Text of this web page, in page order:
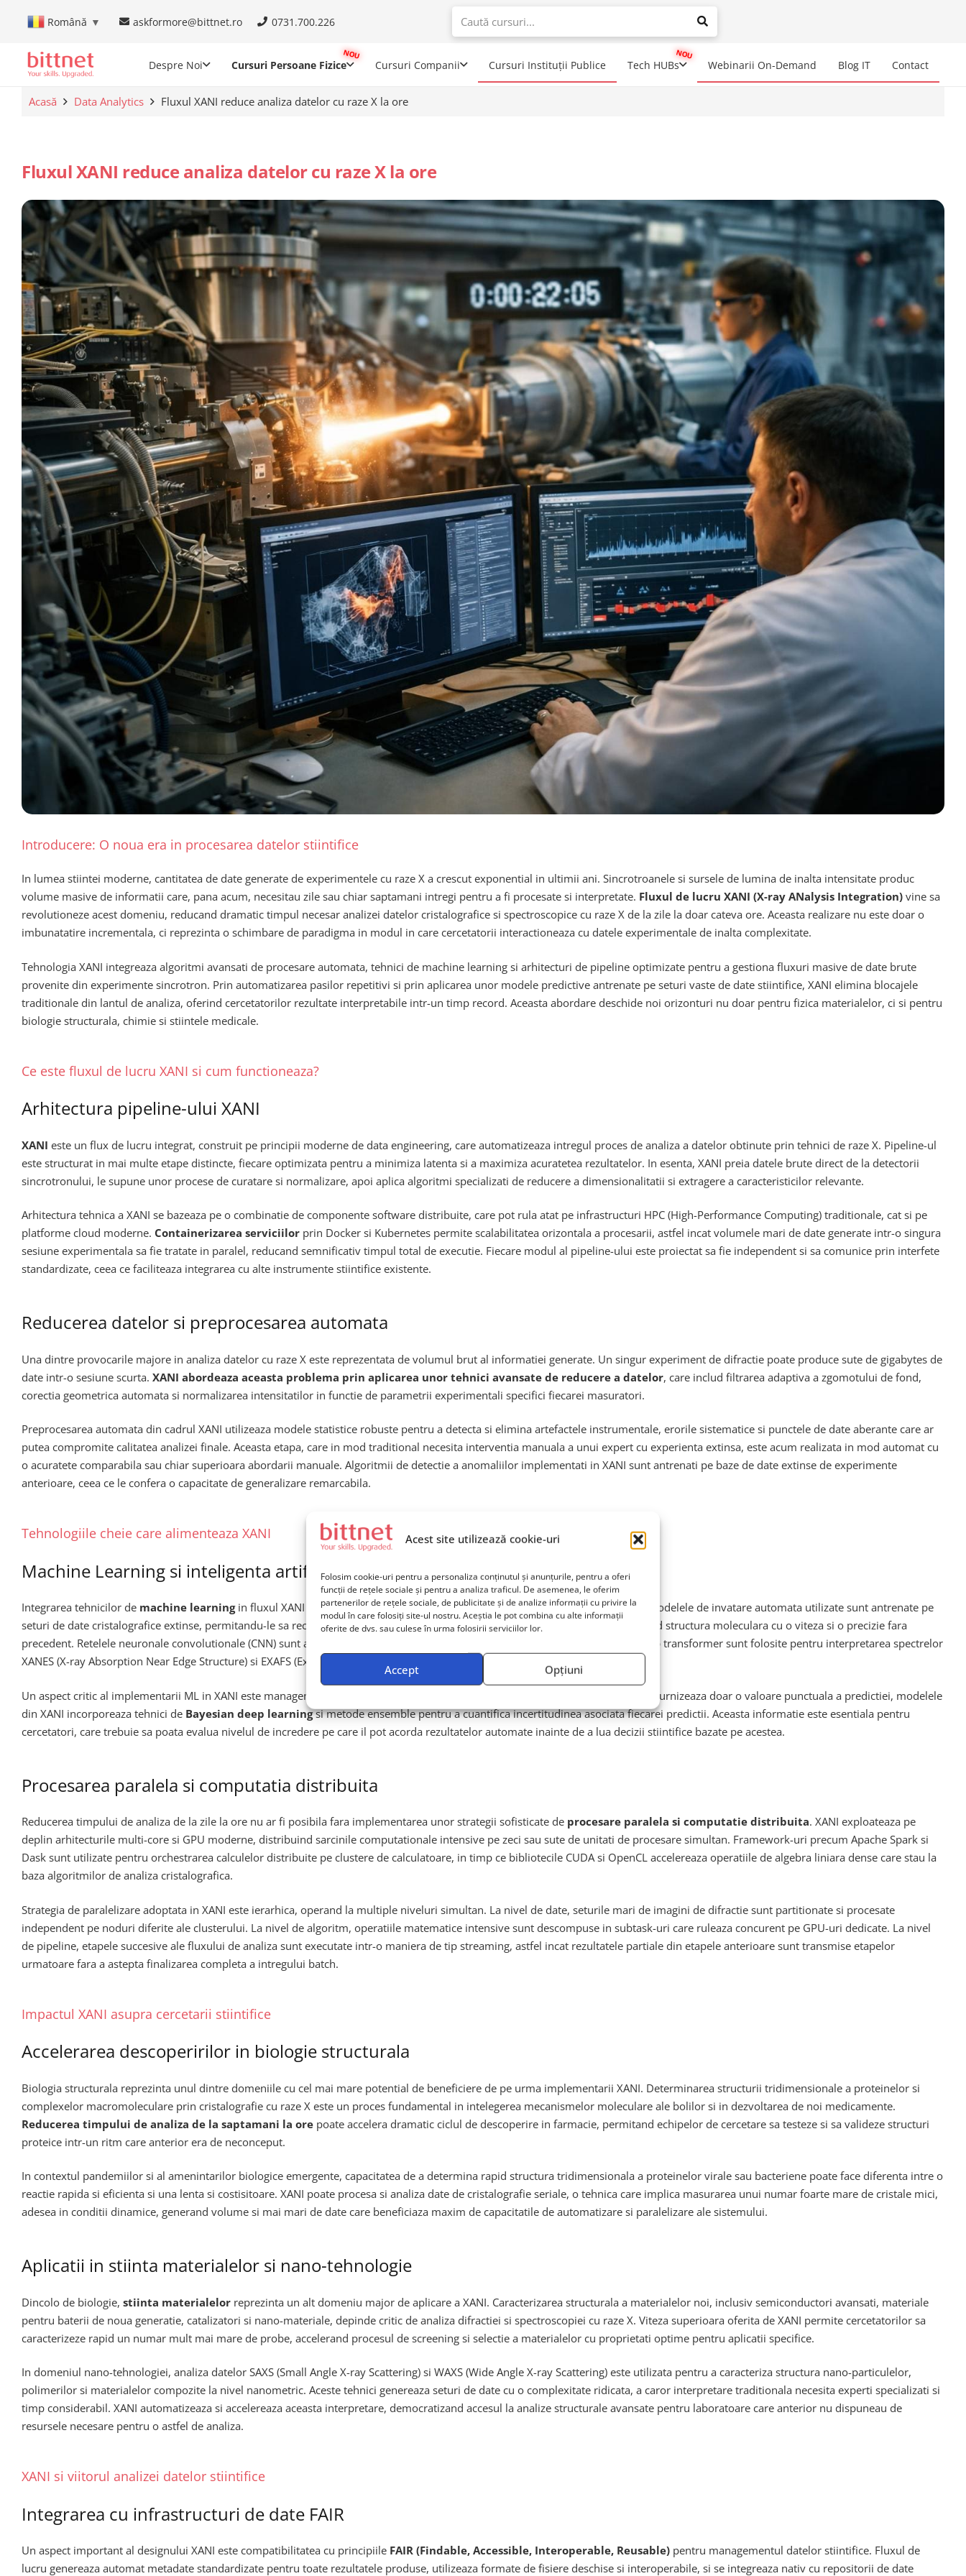
Acest site utilizează cookie-uri
Folosim cookie-uri pentru a personaliza conținutul și anunțurile, pentru a oferi
funcții de rețele sociale și pentru a analiza traficul. De asemenea, le oferim
partenerilor de rețele sociale, de publicitate și de analize informații cu privire la
modul în care folosiți site-ul nostru. Aceștia le pot combina cu alte informații
oferite de dvs. sau culese în urma folosirii serviciilor lor.
Accept Opțiuni
Română ▼ askformore@bittnet.ro 0731.700.226
When autocomplete results are available use up and down arrows to
Despre Noi Cursuri Persoane Fizice Cursuri Companii Cursuri Instituții Publice Tech HUBs Webinarii On-Demand Blog IT Contact
Acasă Data Analytics Fluxul XANI reduce analiza datelor cu raze X la ore
Fluxul XANI reduce analiza datelor cu raze X la ore
Introducere: O noua era in procesarea datelor stiintifice
In lumea stiintei moderne, cantitatea de date generate de experimentele cu raze X a crescut exponential in ultimii ani. Sincrotroanele si sursele de lumina de inalta intensitate produc
volume masive de informatii care, pana acum, necesitau zile sau chiar saptamani intregi pentru a fi procesate si interpretate. Fluxul de lucru XANI (X-ray ANalysis Integration) vine sa
revolutioneze acest domeniu, reducand dramatic timpul necesar analizei datelor cristalografice si spectroscopice cu raze X de la zile la doar cateva ore. Aceasta realizare nu este doar o
imbunatatire incrementala, ci reprezinta o schimbare de paradigma in modul in care cercetatorii interactioneaza cu datele experimentale de inalta complexitate.
Tehnologia XANI integreaza algoritmi avansati de procesare automata, tehnici de machine learning si arhitecturi de pipeline optimizate pentru a gestiona fluxuri masive de date brute
provenite din experimente sincrotron. Prin automatizarea pasilor repetitivi si prin aplicarea unor modele predictive antrenate pe seturi vaste de date stiintifice, XANI elimina blocajele
traditionale din lantul de analiza, oferind cercetatorilor rezultate interpretabile intr-un timp record. Aceasta abordare deschide noi orizonturi nu doar pentru fizica materialelor, ci si pentru
biologie structurala, chimie si stiintele medicale.
Ce este fluxul de lucru XANI si cum functioneaza?
Arhitectura pipeline-ului XANI
XANI este un flux de lucru integrat, construit pe principii moderne de data engineering, care automatizeaza intregul proces de analiza a datelor obtinute prin tehnici de raze X. Pipeline-ul
este structurat in mai multe etape distincte, fiecare optimizata pentru a minimiza latenta si a maximiza acuratetea rezultatelor. In esenta, XANI preia datele brute direct de la detectorii
sincrotronului, le supune unor procese de curatare si normalizare, apoi aplica algoritmi specializati de reducere a dimensionalitatii si extragere a caracteristicilor relevante.
Arhitectura tehnica a XANI se bazeaza pe o combinatie de componente software distribuite, care pot rula atat pe infrastructuri HPC (High-Performance Computing) traditionale, cat si pe
platforme cloud moderne. Containerizarea serviciilor prin Docker si Kubernetes permite scalabilitatea orizontala a procesarii, astfel incat volumele mari de date generate intr-o singura
sesiune experimentala sa fie tratate in paralel, reducand semnificativ timpul total de executie. Fiecare modul al pipeline-ului este proiectat sa fie independent si sa comunice prin interfete
standardizate, ceea ce faciliteaza integrarea cu alte instrumente stiintifice existente.
Reducerea datelor si preprocesarea automata
Una dintre provocarile majore in analiza datelor cu raze X este reprezentata de volumul brut al informatiei generate. Un singur experiment de difractie poate produce sute de gigabytes de
date intr-o sesiune scurta. XANI abordeaza aceasta problema prin aplicarea unor tehnici avansate de reducere a datelor, care includ filtrarea adaptiva a zgomotului de fond,
corectia geometrica automata si normalizarea intensitatilor in functie de parametrii experimentali specifici fiecarei masuratori.
Preprocesarea automata din cadrul XANI utilizeaza modele statistice robuste pentru a detecta si elimina artefactele instrumentale, erorile sistematice si punctele de date aberante care ar
putea compromite calitatea analizei finale. Aceasta etapa, care in mod traditional necesita interventia manuala a unui expert cu experienta extinsa, este acum realizata in mod automat cu
o acuratete comparabila sau chiar superioara abordarii manuale. Algoritmii de detectie a anomaliilor implementati in XANI sunt antrenati pe baze de date extinse de experimente
anterioare, ceea ce le confera o capacitate de generalizare remarcabila.
Tehnologiile cheie care alimenteaza XANI
Machine Learning si inteligenta artificiala in analiza cristalografica
Integrarea tehnicilor de machine learningin fluxul XANI reprezinta unul dintre cele mai inovatoare aspecte ale acestei solutii. Modelele de invatare automata utilizate sunt antrenate pe
seturi de date cristalografice extinse, permitandu-le sa recunoasca pattern-uri structurale complexe si sa realizeze predictii privind structura moleculara cu o viteza si o precizie fara
precedent. Retelele neuronale convolutionale (CNN) sunt aplicate pentru analiza imaginilor de difractie, in timp ce modelele de tip transformer sunt folosite pentru interpretarea spectrelor
XANES (X-ray Absorption Near Edge Structure) si EXAFS (Extended X-ray Absorption Fine Structure).
Un aspect critic al implementarii ML in XANI este managementul incertitudinii in predictii. Spre deosebire de abordari naive care furnizeaza doar o valoare punctuala a predictiei, modelele
din XANI incorporeaza tehnici de Bayesian deep learningsi metode ensemble pentru a cuantifica incertitudinea asociata fiecarei predictii. Aceasta informatie este esentiala pentru
cercetatori, care trebuie sa poata evalua nivelul de incredere pe care il pot acorda rezultatelor automate inainte de a lua decizii stiintifice bazate pe acestea.
Procesarea paralela si computatia distribuita
Reducerea timpului de analiza de la zile la ore nu ar fi posibila fara implementarea unor strategii sofisticate de procesare paralela si computatie distribuita. XANI exploateaza pe
deplin arhitecturile multi-core si GPU moderne, distribuind sarcinile computationale intensive pe zeci sau sute de unitati de procesare simultan. Framework-uri precum Apache Spark si
Dask sunt utilizate pentru orchestrarea calculelor distribuite pe clustere de calculatoare, in timp ce bibliotecile CUDA si OpenCL accelereaza operatiile de algebra liniara dense care stau la
baza algoritmilor de analiza cristalografica.
Strategia de paralelizare adoptata in XANI este ierarhica, operand la multiple niveluri simultan. La nivel de date, seturile mari de imagini de difractie sunt partitionate si procesate
independent pe noduri diferite ale clusterului. La nivel de algoritm, operatiile matematice intensive sunt descompuse in subtask-uri care ruleaza concurent pe GPU-uri dedicate. La nivel
de pipeline, etapele succesive ale fluxului de analiza sunt executate intr-o maniera de tip streaming, astfel incat rezultatele partiale din etapele anterioare sunt transmise etapelor
urmatoare fara a astepta finalizarea completa a intregului batch.
Impactul XANI asupra cercetarii stiintifice
Accelerarea descoperirilor in biologie structurala
Biologia structurala reprezinta unul dintre domeniile cu cel mai mare potential de beneficiere de pe urma implementarii XANI. Determinarea structurii tridimensionale a proteinelor si
complexelor macromoleculare prin cristalografie cu raze X este un proces fundamental in intelegerea mecanismelor moleculare ale bolilor si in dezvoltarea de noi medicamente.
Reducerea timpului de analiza de la saptamani la ore poate accelera dramatic ciclul de descoperire in farmacie, permitand echipelor de cercetare sa testeze si sa valideze structuri
proteice intr-un ritm care anterior era de neconceput.
In contextul pandemiilor si al amenintarilor biologice emergente, capacitatea de a determina rapid structura tridimensionala a proteinelor virale sau bacteriene poate face diferenta intre o
reactie rapida si eficienta si una lenta si costisitoare. XANI poate procesa si analiza date de cristalografie seriale, o tehnica care implica masurarea unui numar foarte mare de cristale mici,
adesea in conditii dinamice, generand volume si mai mari de date care beneficiaza maxim de capacitatile de automatizare si paralelizare ale sistemului.
Aplicatii in stiinta materialelor si nano-tehnologie
Dincolo de biologie, stiinta materialelor reprezinta un alt domeniu major de aplicare a XANI. Caracterizarea structurala a materialelor noi, inclusiv semiconductori avansati, materiale
pentru baterii de noua generatie, catalizatori si nano-materiale, depinde critic de analiza difractiei si spectroscopiei cu raze X. Viteza superioara oferita de XANI permite cercetatorilor sa
caracterizeze rapid un numar mult mai mare de probe, accelerand procesul de screening si selectie a materialelor cu proprietati optime pentru aplicatii specifice.
In domeniul nano-tehnologiei, analiza datelor SAXS (Small Angle X-ray Scattering) si WAXS (Wide Angle X-ray Scattering) este utilizata pentru a caracteriza structura nano-particulelor,
polimerilor si materialelor compozite la nivel nanometric. Aceste tehnici genereaza seturi de date cu o complexitate ridicata, a caror interpretare traditionala necesita experti specializati si
timp considerabil. XANI automatizeaza si accelereaza aceasta interpretare, democratizand accesul la analize structurale avansate pentru laboratoare care anterior nu dispuneau de
resursele necesare pentru o astfel de analiza.
XANI si viitorul analizei datelor stiintifice
Integrarea cu infrastructuri de date FAIR
Un aspect important al designului XANI este compatibilitatea cu principiile FAIR (Findable, Accessible, Interoperable, Reusable) pentru managementul datelor stiintifice. Fluxul de
lucru genereaza automat metadate standardizate pentru toate rezultatele produse, utilizeaza formate de fisiere deschise si interoperabile, si se integreaza nativ cu repositorii de date